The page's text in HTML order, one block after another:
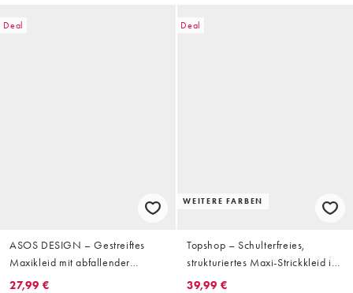
Deal
ASOS DESIGN – Gestreiftes
Maxikleid mit abfallender
Schulterpartie
27,99 €
Deal
WEITERE FARBEN
Topshop – Schulterfreies,
strukturiertes Maxi-Strickkleid in
Neutral mit verdrehtem Detail
39,99 €